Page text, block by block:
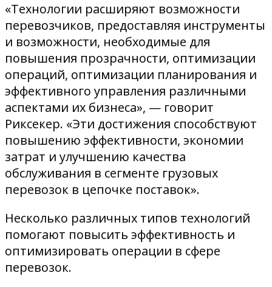
«Технологии расширяют возможности
перевозчиков, предоставляя инструменты
и возможности, необходимые для
повышения прозрачности, оптимизации
операций, оптимизации планирования и
эффективного управления различными
аспектами их бизнеса», — говорит
Риксекер. «Эти достижения способствуют
повышению эффективности, экономии
затрат и улучшению качества
обслуживания в сегменте грузовых
перевозок в цепочке поставок».
Несколько различных типов технологий
помогают повысить эффективность и
оптимизировать операции в сфере
перевозок.